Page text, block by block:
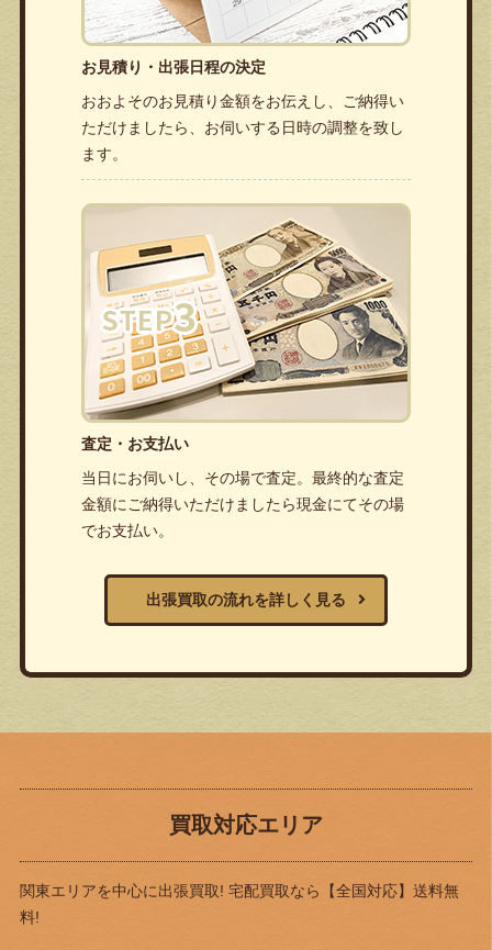
お見積り・出張日程の決定
おおよそのお見積り金額をお伝えし、ご納得い
ただけましたら、お伺いする日時の調整を致し
ます。
査定・お支払い
当日にお伺いし、その場で査定。最終的な査定
金額にご納得いただけましたら現金にてその場
でお支払い。
出張買取の流れを詳しく見る
買取対応エリア
関東エリアを中心に出張買取! 宅配買取なら
【全国対応】送料無
料!